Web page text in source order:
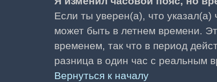
Если ты уверен(а), что
может быть в летнем времени.
временем, так что в период
разница в один час с реальным
Вернуться к началу